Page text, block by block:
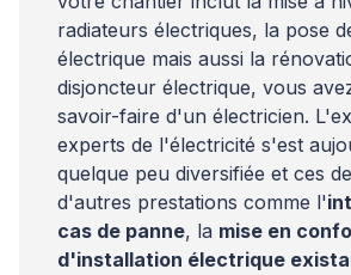
radiateurs électriques, la pose
électrique mais aussi la
disjoncteur électrique, vous
savoir-faire d'un électricien.
experts de l'électricité s'est
quelque peu diversifiée et ces
d'autres prestations comme l'
cas de panne, la mise en
d'installation électrique